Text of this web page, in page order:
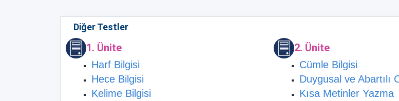
Diğer Testler
1. Ünite
Harf Bilgisi
Hece Bilgisi
Kelime Bilgisi
2. Ünite
Cümle Bilgisi
Duygusal ve Abartılı
Kısa Metinler Yazma